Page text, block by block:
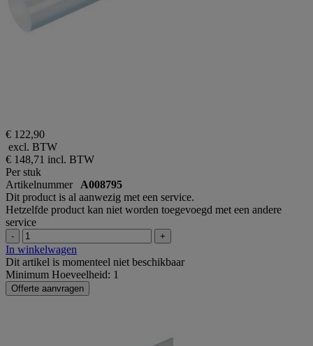
€ 122,90
excl. BTW
€ 148,71 incl. BTW
Per stuk
Artikelnummer A008795
Dit product is al aanwezig met een service.
Hetzelfde product kan niet worden toegevoegd met een andere
service
- +
In winkelwagen
Dit artikel is momenteel niet beschikbaar
Minimum Hoeveelheid: 1
Offerte aanvragen